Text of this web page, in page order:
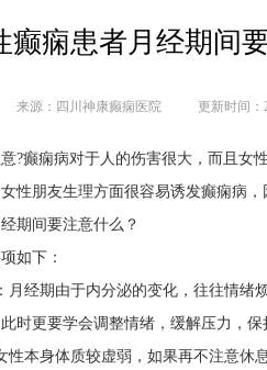
癫痫患者月经期间
来源：四川神康癫痫医院 更新时间：
?癫痫病对于人的伤害很大，而且女
性朋友生理方面很容易诱发癫痫病
期间要注意什么？
如下：
月经期由于内分泌的变化，往往情绪
时更要学会调整情绪，缓解压力，保
性本身体质较虚弱，如果再不注意休